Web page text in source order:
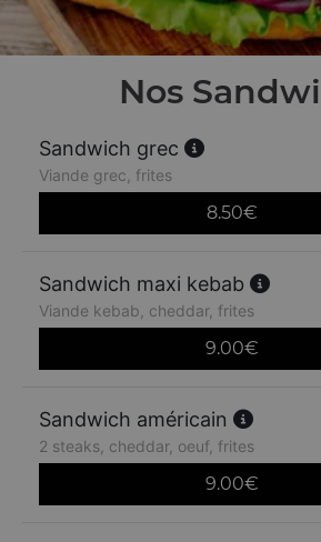
Nos
Sandwich grec
Viande grec, frites
8.50€
Sandwich maxi kebab
Viande kebab, cheddar, frites
9.00€
Sandwich américain
2 steaks, cheddar, oeuf, frites
9.00€